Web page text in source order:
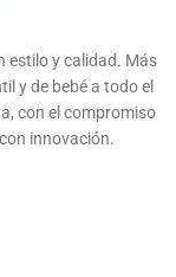
estilo y calidad. Más
y de bebé a todo el
con el compromiso
innovación.